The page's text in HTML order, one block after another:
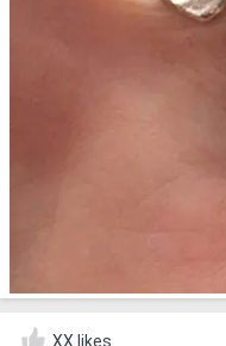
XX likes